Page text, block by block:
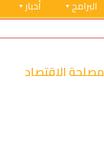
البرامج أخبار
مصلحة الاقتصاد